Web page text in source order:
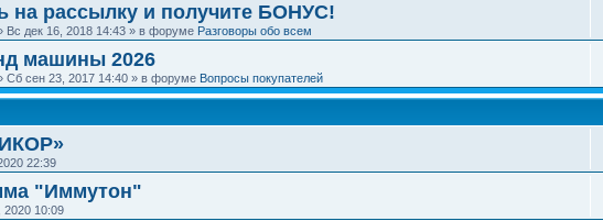
на рассылку и получите БОНУС!
Вс дек 16, 2018 14:43 » в форуме Разговоры обо всем
машины 2026
Сб сен 23, 2017 14:40 » в форуме Вопросы покупателей
22:39
"Иммутон"
2020 10:09